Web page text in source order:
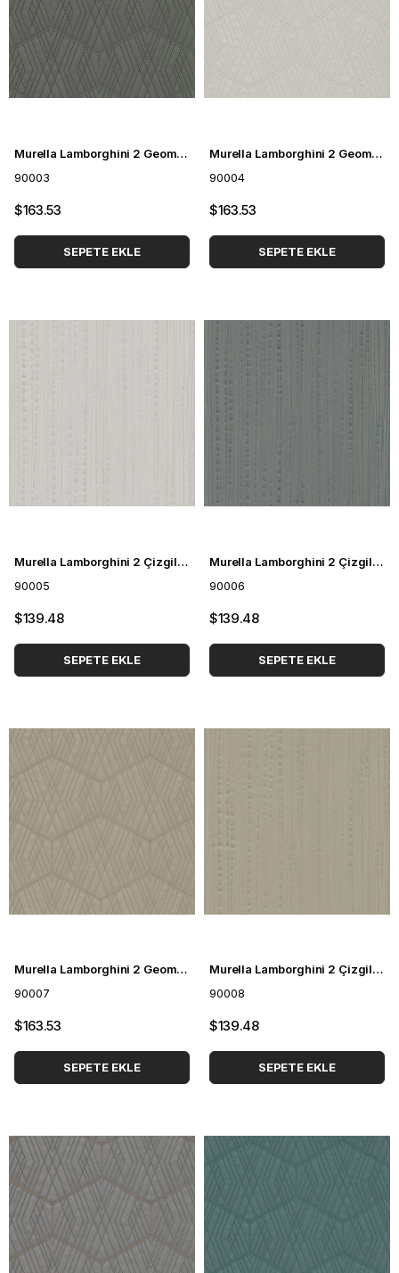
Murella Lamborghini 2 Geometrik Desenli Duvar Kağıdı 90003
90003
$163.53
SEPETE EKLE
Murella Lamborghini 2 Geometrik Desenli Duvar Kağıdı 90004
90004
$163.53
SEPETE EKLE
Murella Lamborghini 2 Çizgili Duvar Kağıdı 90005
90005
$139.48
SEPETE EKLE
Murella Lamborghini 2 Çizgili Duvar Kağıdı 90006
90006
$139.48
SEPETE EKLE
Murella Lamborghini 2 Geometrik Desenli Duvar Kağıdı 90007
90007
$163.53
SEPETE EKLE
Murella Lamborghini 2 Çizgili Duvar Kağıdı 90008
90008
$139.48
SEPETE EKLE